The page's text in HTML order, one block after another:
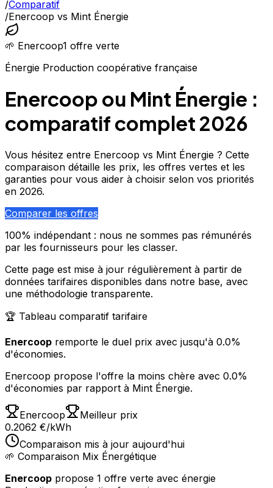
/Comparatif
/Enercoop vs Mint Énergie
🌱 Enercoop1 offre verte
Énergie Production coopérative française
Enercoop ou Mint Énergie :
comparatif complet 2026
Vous hésitez entre Enercoop vs Mint Énergie ? Cette
comparaison détaille les prix, les offres vertes et les
garanties pour vous aider à choisir selon vos priorités
en 2026.
Comparer les offres
100% indépendant : nous ne sommes pas rémunérés
par les fournisseurs pour les classer.
Cette page est mise à jour régulièrement à partir de
données tarifaires disponibles dans notre base, avec
une méthodologie transparente.
🏆 Tableau comparatif tarifaire
Enercoop remporte le duel prix avec jusqu'à 0.0%
d'économies.
Enercoop propose l'offre la moins chère avec 0.0%
d'économies par rapport à Mint Énergie.
Enercoop
Meilleur prix
0.2062 €/kWh
Comparaison mis à jour aujourd'hui
🌱 Comparaison Mix Énergétique
Enercoop propose 1 offre verte avec énergie